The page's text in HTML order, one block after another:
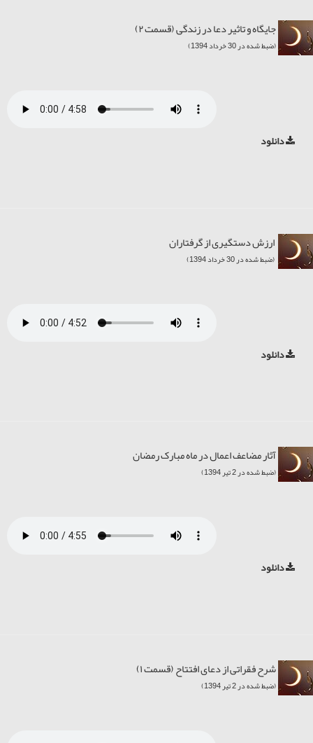
جایگاه و تاثیر دعا در زندگی (قسمت ۲)
(ضبط شده در 30 خرداد 1394)
دانلود
ارزش دستگیری از گرفتاران
(ضبط شده در 30 خرداد 1394)
دانلود
آثار مضاعف اعمال در ماه مبارک رمضان
(ضبط شده در 2 تیر 1394)
دانلود
شرح فقراتی از دعای افتتاح (قسمت ۱)
(ضبط شده در 2 تیر 1394)